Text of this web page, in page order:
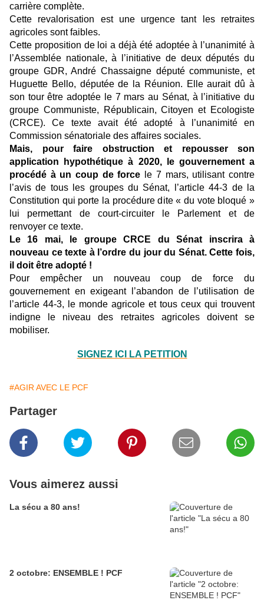
carrière complète.
Cette revalorisation est une urgence tant les retraites
agricoles sont faibles.
Cette proposition de loi a déjà été adoptée à l’unanimité à
l’Assemblée nationale, à l’initiative de deux députés du
groupe GDR, André Chassaigne député communiste, et
Huguette Bello, députée de la Réunion. Elle aurait dû à
son tour être adoptée le 7 mars au Sénat, à l’initiative du
groupe Communiste, Républicain, Citoyen et Ecologiste
(CRCE). Ce texte avait été adopté à l’unanimité en
Commission sénatoriale des affaires sociales.
Mais, pour faire obstruction et repousser son
application hypothétique à 2020, le gouvernement a
procédé à un coup de force le 7 mars, utilisant contre
l’avis de tous les groupes du Sénat, l’article 44-3 de la
Constitution qui porte la procédure dite « du vote bloqué »
lui permettant de court-circuiter le Parlement et de
renvoyer ce texte.
Le 16 mai, le groupe CRCE du Sénat inscrira à
nouveau ce texte à l’ordre du jour du Sénat. Cette fois,
il doit être adopté !
Pour empêcher un nouveau coup de force du
gouvernement en exigeant l’abandon de l’utilisation de
l’article 44-3, le monde agricole et tous ceux qui trouvent
indigne le niveau des retraites agricoles doivent se
mobiliser.
SIGNEZ ICI LA PETITION
#AGIR AVEC LE PCF
Partager
Vous aimerez aussi
La sécu a 80 ans!
2 octobre: ENSEMBLE ! PCF